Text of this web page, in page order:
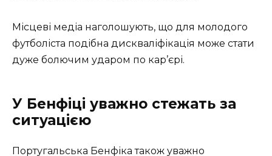
Місцеві медіа наголошують, що для молодого
футболіста подібна дискваліфікація може стати
дуже болючим ударом по кар’єрі.
У Бенфіці уважно стежать за
ситуацією
Португальська Бенфіка також уважно